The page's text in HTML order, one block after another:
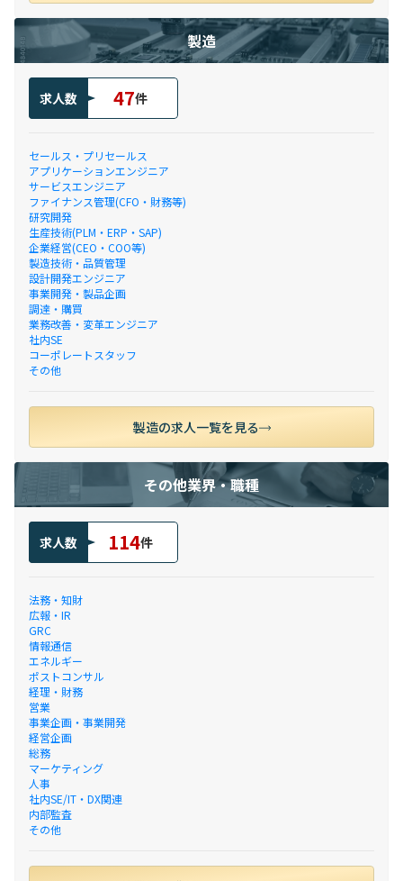
製造
求人数 47件
セールス・プリセールス
アプリケーションエンジニア
サービスエンジニア
ファイナンス管理(CFO・財務等)
研究開発
生産技術(PLM・ERP・SAP)
企業経営(CEO・COO等)
製造技術・品質管理
設計開発エンジニア
事業開発・製品企画
調達・購買
業務改善・変革エンジニア
社内SE
コーポレートスタッフ
その他
製造の求人一覧を見る
その他業界・職種
求人数 114件
法務・知財
広報・IR
GRC
情報通信
エネルギー
ポストコンサル
経理・財務
営業
事業企画・事業開発
経営企画
総務
マーケティング
人事
社内SE/IT・DX関連
内部監査
その他